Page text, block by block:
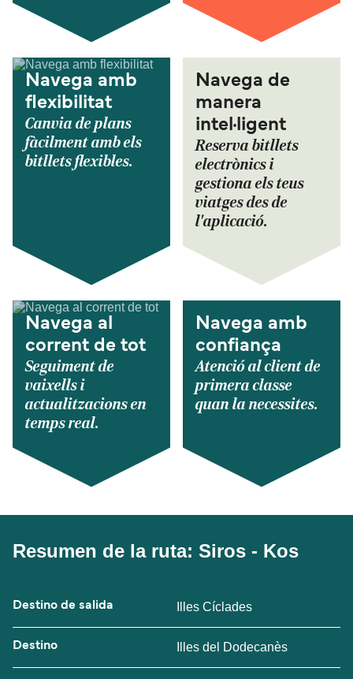
Navega amb
flexibilitat
Canvia de plans
fàcilment amb els
bitllets flexibles.
Navega de
manera
intel·ligent
Reserva bitllets
electrònics i
gestiona els teus
viatges des de
l'aplicació.
Navega al
corrent de tot
Seguiment de
vaixells i
actualitzacions en
temps real.
Navega amb
confiança
Atenció al client de
primera classe
quan la necessites.
Resumen de la ruta: Siros - Kos
Destino de salida Illes Cíclades
Destino Illes del Dodecanès